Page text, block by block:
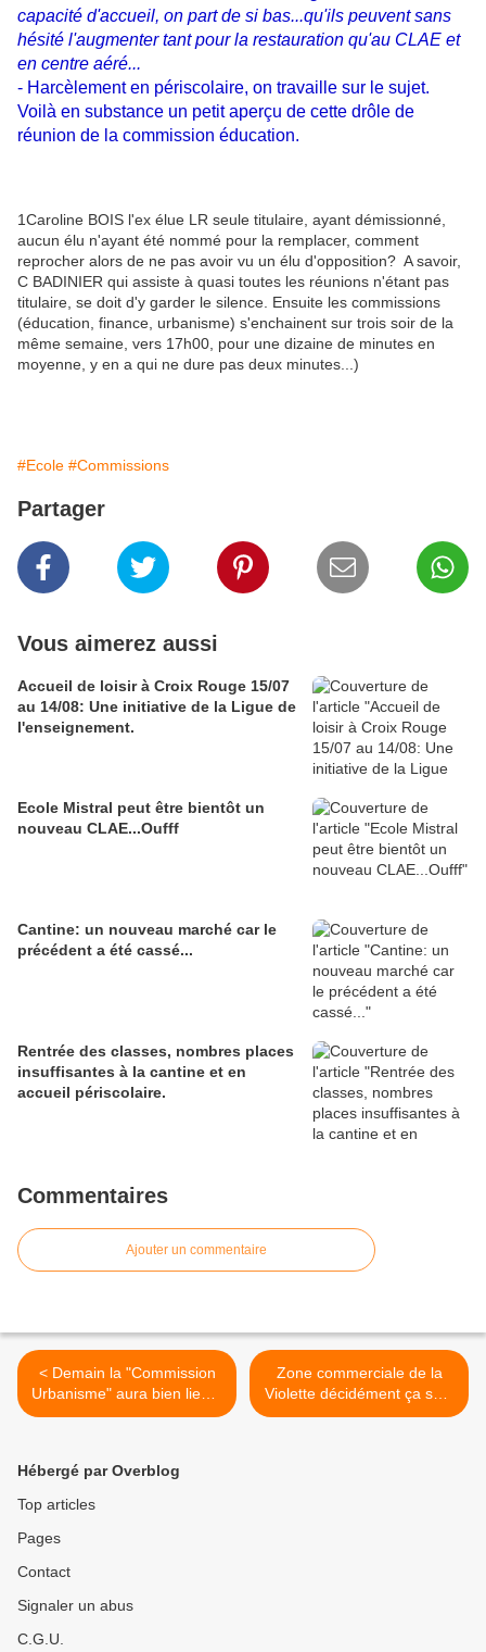
capacité d'accueil, on part de si bas...qu'ils peuvent sans
hésité l'augmenter tant pour la restauration qu'au CLAE et
en centre aéré...
- Harcèlement en périscolaire, on travaille sur le sujet.
Voilà en substance un petit aperçu de cette drôle de
réunion de la commission éducation.
1Caroline BOIS l'ex élue LR seule titulaire, ayant démissionné,
aucun élu n'ayant été nommé pour la remplacer, comment
reprocher alors de ne pas avoir vu un élu d'opposition? A savoir,
C BADINIER qui assiste à quasi toutes les réunions n'étant pas
titulaire, se doit d'y garder le silence. Ensuite les commissions
(éducation, finance, urbanisme) s'enchainent sur trois soir de la
même semaine, vers 17h00, pour une dizaine de minutes en
moyenne, y en a qui ne dure pas deux minutes...)
#Ecole #Commissions
Partager
Vous aimerez aussi
Accueil de loisir à Croix Rouge 15/07
au 14/08: Une initiative de la Ligue de
l'enseignement.
Ecole Mistral peut être bientôt un
nouveau CLAE...Oufff
Cantine: un nouveau marché car le
précédent a été cassé...
Rentrée des classes, nombres places
insuffisantes à la cantine et en
accueil périscolaire.
Commentaires
Ajouter un commentaire
< Demain la "Commission
Urbanisme" aura bien lieu...
A cause du PLU!
Zone commerciale de la
Violette décidément ça sent
pas bon. >
Hébergé par Overblog
Top articles
Pages
Contact
Signaler un abus
C.G.U.